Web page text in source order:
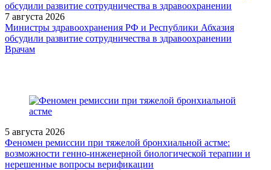
7 августа 2026
Министры здравоохранения РФ и Республики Абхазия
обсудили развитие сотрудничества в здравоохранении
/doctor/gynaecology/vospalitelnye-zabolevaniya-organov-malogo-
Врачам
5 августа 2026
Феномен ремиссии при тяжелой бронхиальной астме:
возможности генно-инженерной биологической терапии и
нерешенные вопросы верификации